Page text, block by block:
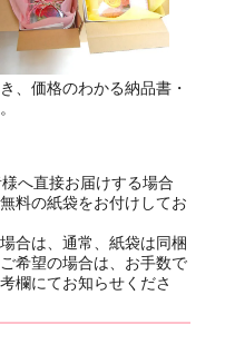
、価格のわかる納品書・
へ直接お届けする場合
料の紙袋をお付けしてお
合は、通常、紙袋は同梱
希望の場合は、お手数で
欄にてお知らせくださ